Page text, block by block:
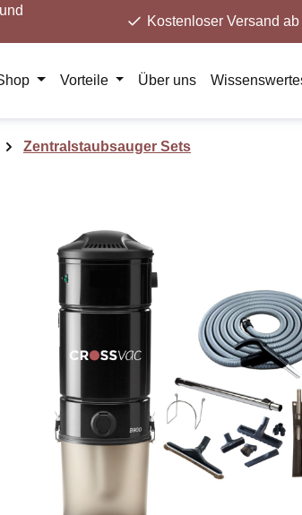
Kostenloser Versand ab
Vorteile Über uns
Zentralstaubsauger Sets